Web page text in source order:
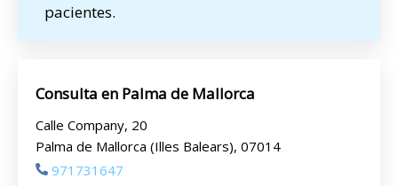
pacientes.
Consulta en Palma de Mallorca
Calle Company, 20
Palma de Mallorca (Illes Balears), 07014
971731647